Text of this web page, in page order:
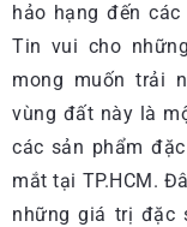
hảo hạng đến
Tin vui cho
mong muốn trải
vùng đất này là
các sản phẩm
mắt tại TP.HCM.
những giá trị đặc